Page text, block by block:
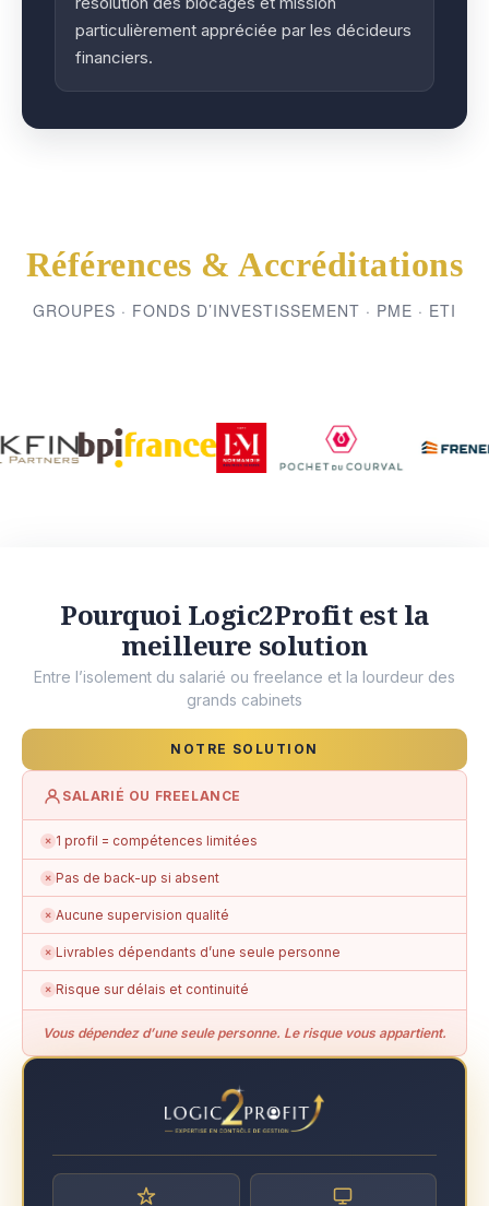
particulièrement appréciée par les décideurs
financiers.
Références & Accréditations
GROUPES · FONDS D’INVESTISSEMENT · PME · ETI
Pourquoi Logic2Profit est la
meilleure solution
Entre l’isolement du salarié ou freelance et la lourdeur des
grands cabinets
NOTRE SOLUTION
SALARIÉ OU FREELANCE
✗ 1 profil = compétences limitées
✗ Pas de back-up si absent
✗ Aucune supervision qualité
✗ Livrables dépendants d’une seule personne
✗ Risque sur délais et continuité
Vous dépendez d’une seule personne. Le risque vous appartient.